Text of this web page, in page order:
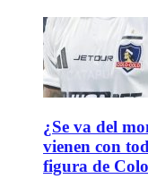
¿Se va del
vienen con
figura de